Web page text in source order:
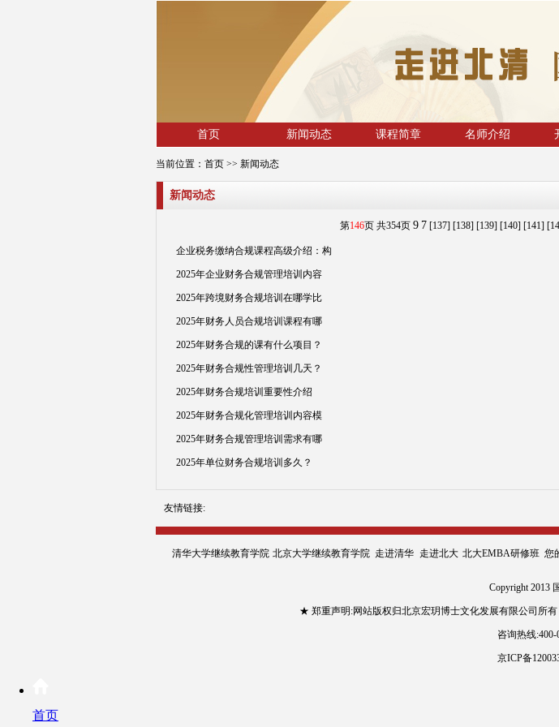
首页 新闻动态 课程简章 名师介绍
当前位置： 首页 >> 新闻动态
新闻动态
第146页 共354页 9 7 [137] [138] [139] [140] [141]
企业税务缴纳合规课程高级介绍：构
2025年企业财务合规管理培训内容
2025年跨境财务合规培训在哪学比
2025年财务人员合规培训课程有哪
2025年财务合规的课有什么项目？
2025年财务合规性管理培训几天？
2025年财务合规培训重要性介绍
2025年财务合规化管理培训内容模
2025年财务合规管理培训需求有哪
2025年单位财务合规培训多久？
友情链接:
清华大学继续教育学院 北京大学继续教育学院 走进清华 走进北大 北大EMBA研修班 您
Copyright 2013
★ 郑重声明:网站版权归北京宏玥博士文化发展有限公司所
咨询热线:400-
京ICP备
首页